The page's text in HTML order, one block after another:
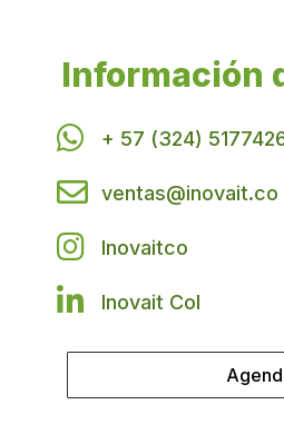
Información
+ 57 (324)
ventas@inovait.co
Inovaitco
Inovait Col